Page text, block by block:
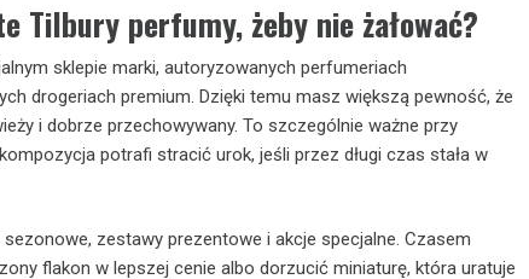
Tilbury perfumy, żeby nie żałować?
sklepie marki, autoryzowanych perfumeriach
drogeriach premium. Dzięki temu masz większą pewność, że
i dobrze przechowywany. To szczególnie ważne przy
potrafi stracić urok, jeśli przez długi czas stała w
zestawy prezentowe i akcje specjalne. Czasem
flakon w lepszej cenie albo dorzucić miniaturę, która uratuje